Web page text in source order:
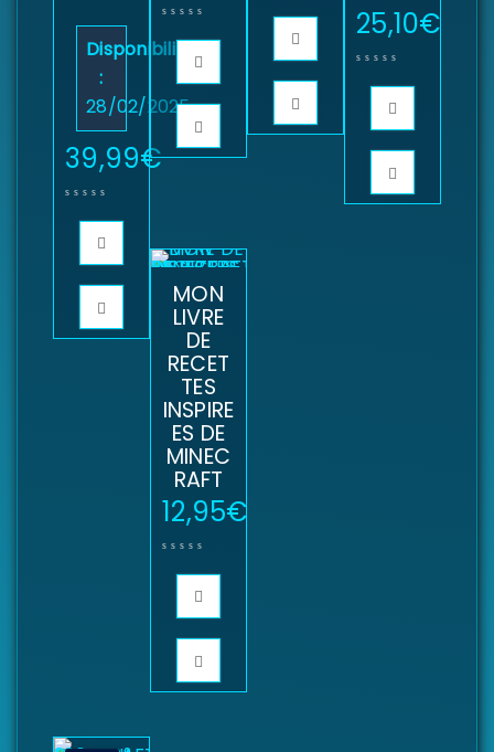
Disponibilité
:
28/02/2025
39,99€
25,10€
MON
LIVRE
DE
RECET
TES
INSPIRE
ES DE
MINEC
RAFT
12,95€